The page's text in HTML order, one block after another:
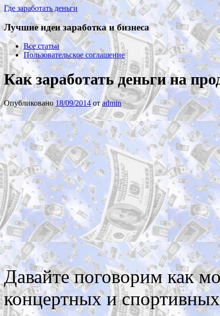
Где заработать деньги
Лучшие идеи заработка и бизнеса
Все статьи
Пользовательское соглашение
Как заработать деньги на
Опубликовано18/09/2014 отadmin
Давайте поговорим как
концертных и